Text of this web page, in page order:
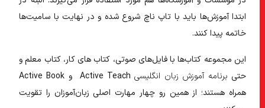
ابتدا آموزش‌ها باید با تاپ ناچ شروع شده و در نهایت با سامیت‌ها
خاتمه پیدا کنند.
این مجموعه کتاب‌ها با فایل‌های صوتی، کتاب‌ های کار، کتاب معلم و
حتیبرنامه آموزش زبان انگلیسی
Active Teach و Active Book
همراه هستند؛ از همین رو چهار مهارت اصلی زبان‌آموزان را تقویت